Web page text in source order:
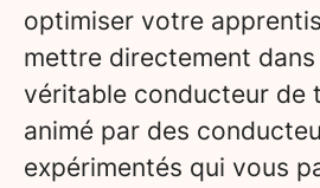
optimiser votre
mettre directement dans
véritable conducteur de
animé par des
expérimentés qui vous